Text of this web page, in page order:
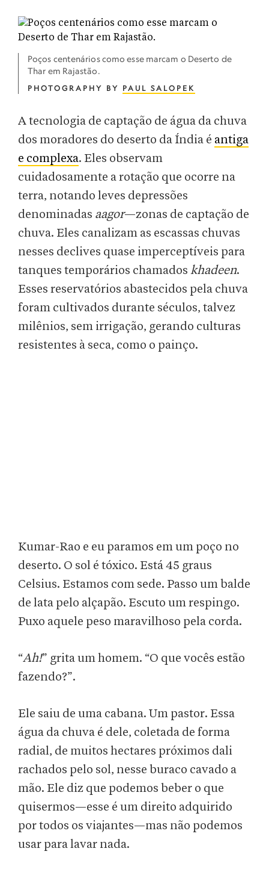
Poços centenários como esse marcam o Deserto de
Thar em Rajastão.
PHOTOGRAPHY BY PAUL SALOPEK
A tecnologia de captação de água da chuva
dos moradores do deserto da Índia é antiga
e complexa. Eles observam
cuidadosamente a rotação que ocorre na
terra, notando leves depressões
denominadas aagor—zonas de captação de
chuva. Eles canalizam as escassas chuvas
nesses declives quase imperceptíveis para
tanques temporários chamados khadeen.
Esses reservatórios abastecidos pela chuva
foram cultivados durante séculos, talvez
milênios, sem irrigação, gerando culturas
resistentes à seca, como o painço.
Kumar-Rao e eu paramos em um poço no
deserto. O sol é tóxico. Está 45 graus
Celsius. Estamos com sede. Passo um balde
de lata pelo alçapão. Escuto um respingo.
Puxo aquele peso maravilhoso pela corda.
“Ah!” grita um homem. “O que vocês estão
fazendo?”.
Ele saiu de uma cabana. Um pastor. Essa
água da chuva é dele, coletada de forma
radial, de muitos hectares próximos dali
rachados pelo sol, nesse buraco cavado a
mão. Ele diz que podemos beber o que
quisermos—esse é um direito adquirido
por todos os viajantes—mas não podemos
usar para lavar nada.